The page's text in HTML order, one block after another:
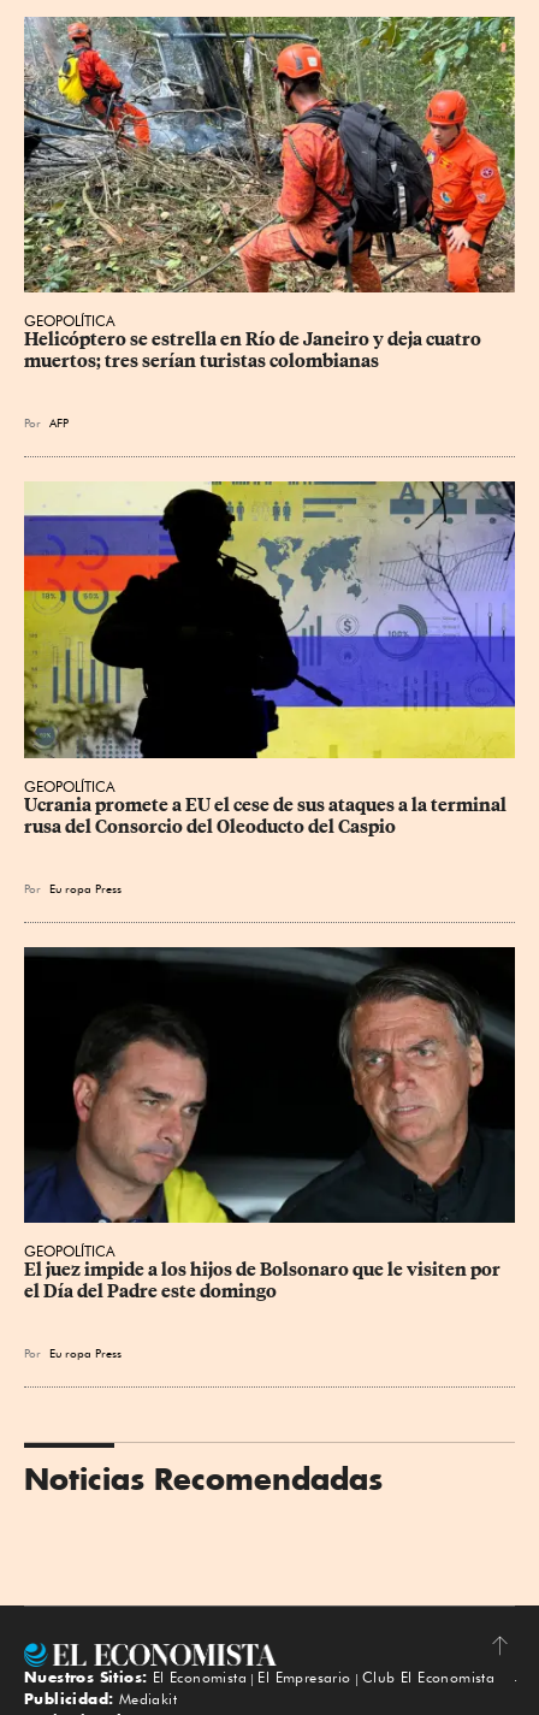
GEOPOLÍTICA
Helicóptero se estrella en Río de Janeiro y deja cuatro
muertos; tres serían turistas colombianas
Por AFP
GEOPOLÍTICA
Ucrania promete a EU el cese de sus ataques a la terminal
rusa del Consorcio del Oleoducto del Caspio
Por Eu ropa Press
GEOPOLÍTICA
El juez impide a los hijos de Bolsonaro que le visiten por
el Día del Padre este domingo
Por Eu ropa Press
Noticias Recomendadas
Subir
Nuestros Sitios: El Economista El Empresario
Club El Economista
Publicidad: Mediakit